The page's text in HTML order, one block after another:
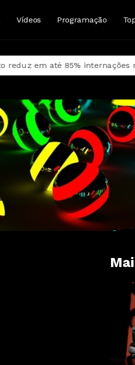
Vídeos Programação
85% internações no SUS por